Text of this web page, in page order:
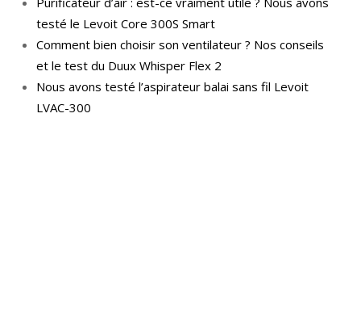
testé le Levoit Core 300S Smart
Comment bien choisir son ventilateur ? Nos conseils
et le test du Duux Whisper Flex 2
Nous avons testé l’aspirateur balai sans fil Levoit
LVAC-300